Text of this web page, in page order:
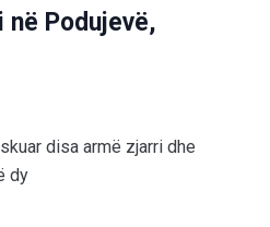
në Podujevë,
disa armë zjarri dhe
dy